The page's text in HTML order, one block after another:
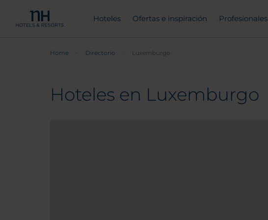
Hoteles Ofertas e inspiración Profesionales
Home Directorio Luxemburgo
Hoteles en Luxemburgo